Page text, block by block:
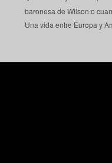
baronesa de Wilson o
Una vida entre Europa y